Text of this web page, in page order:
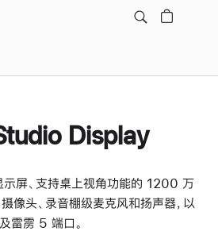
Display
屏、支持桌上视角功能的 1200 万
头、录音棚级麦克风和扬声器，以
及雷雳 5 端口。